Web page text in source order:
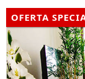
OFERTA